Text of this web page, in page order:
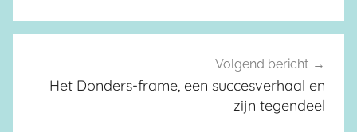
Volgend bericht
Het Donders-frame, een succesverhaal en
zijn tegendeel